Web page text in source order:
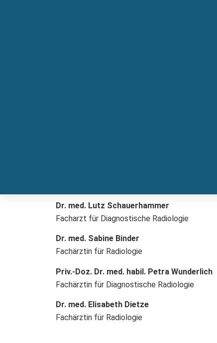
Dr. med. Lutz Schauerhammer
Facharzt für Diagnostische Radiologie
Dr. med. Sabine Binder
Fachärztin für Radiologie
Priv.-Doz. Dr. med. habil. Petra Wunderlich
Fachärztin für Diagnostische Radiologie
Dr. med. Elisabeth Dietze
Fachärztin für Radiologie